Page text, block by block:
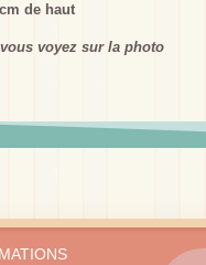
de haut
voyez sur la photo